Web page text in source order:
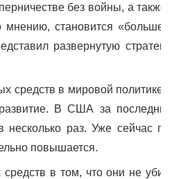
без войны, а
становится
развернутую
средств в мировой политике
В США за
раз. Уже сейчас
повышается.
средств в том, что они не